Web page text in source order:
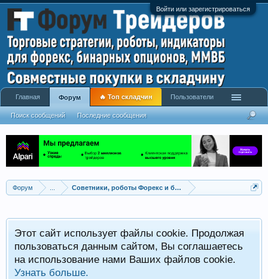
Войти или зарегистрироваться
Форум Советники, роботы Форекс и бинарных опционов
Этот сайт использует файлы cookie. Продолжая
пользоваться данным сайтом, Вы соглашаетесь
на использование нами Ваших файлов cookie.
Узнать больше.
Главная Форум
Поиск сообщений Последние сообщения
🔥 Топ складчин Пользователи